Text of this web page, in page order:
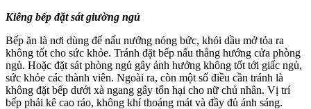
Kiêng bếp đặt sát giường ngủ
Bếp ăn là nơi dùng để nấu nướng nóng bức, khói dầu mở tỏa ra
không tốt cho sức khỏe. Tránh đặt bếp nấu thẳng hướng cửa phòng
ngủ. Hoặc đặt sát phòng ngủ gây ảnh hưởng không tốt tới giấc ngủ,
sức khỏe các thành viên. Ngoài ra, còn một số điều cần tránh là
không đặt bếp dưới xà ngang gây tổn hại cho nữ chủ nhân. Vị trí
bếp phải kê cao ráo, không khí thoáng mát và đầy đủ ánh sáng.